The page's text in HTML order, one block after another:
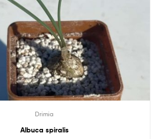
Drimia
Albuca spiralis